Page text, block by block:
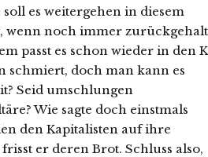
es weitergehen in diesem
wenn noch immer
passt es schon wieder in den
schmiert, doch man kann es
Seid umschlungen
Wie sagte doch einstmals
den Kapitalisten auf ihre
er deren Brot. Schluss also,